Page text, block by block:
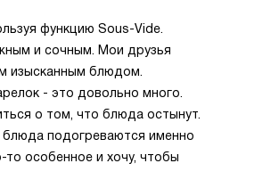
функцию Sous-Vide.
и сочным. Мои друзья
изысканным блюдом.
- это довольно много.
о том, что блюда остынут.
блюда подогреваются именно
то особенное и хочу, чтобы